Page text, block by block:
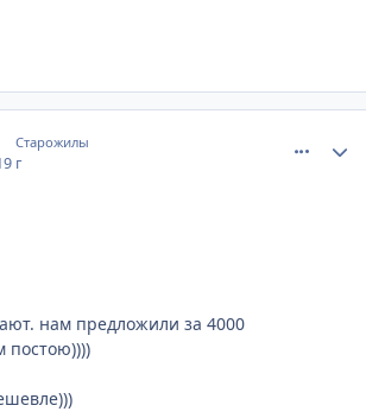
Старожилы
г
нам предложили за 4000
постою))))